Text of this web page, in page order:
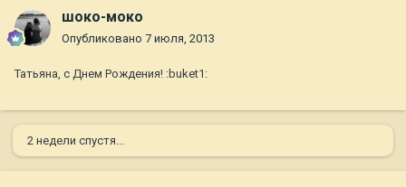
шоко-моко
Опубликовано 7 июля, 2013
Татьяна, с Днем Рождения! :buket1:
2 недели спустя...